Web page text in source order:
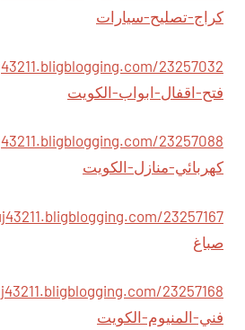
كراج-تصليح-سيارات
فتح-اقفال-ابواب-الكويت
كهربائي-منازل-الكويت
صباغ
فني-المنيوم-الكويت